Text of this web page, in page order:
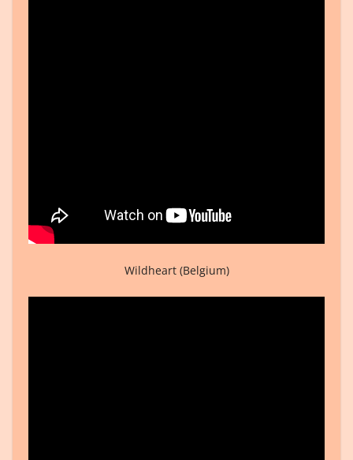
Wildheart (Belgium)